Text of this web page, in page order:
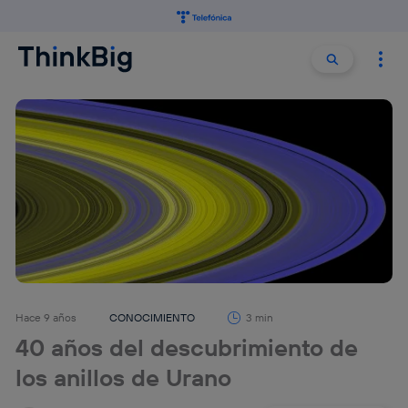
Buscar
Hace 9 años CONOCIMIENTO 3 min
40 años del descubrimiento de
los anillos de Urano